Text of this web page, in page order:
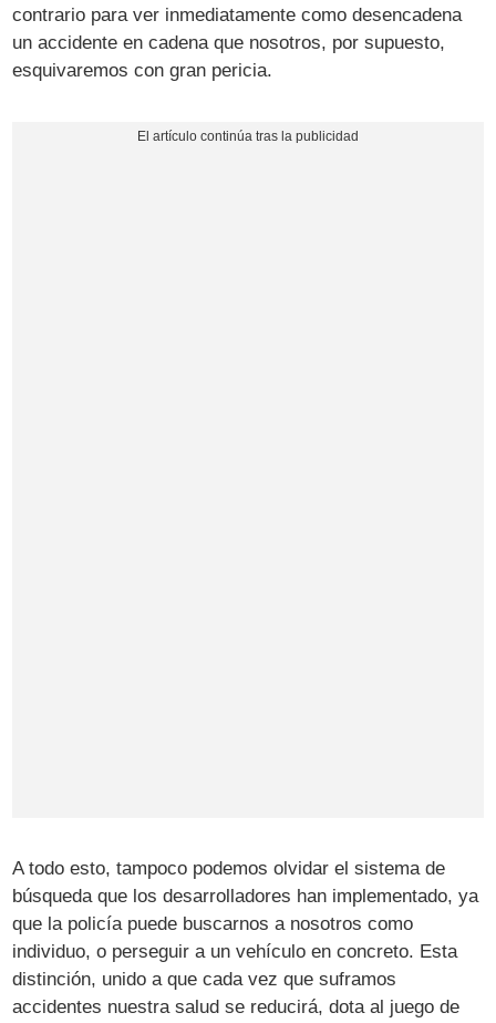
contrario para ver inmediatamente como desencadena
un accidente en cadena que nosotros, por supuesto,
esquivaremos con gran pericia.
A todo esto, tampoco podemos olvidar el sistema de
búsqueda que los desarrolladores han implementado, ya
que la policía puede buscarnos a nosotros como
individuo, o perseguir a un vehículo en concreto. Esta
distinción, unido a que cada vez que suframos
accidentes nuestra salud se reducirá, dota al juego de